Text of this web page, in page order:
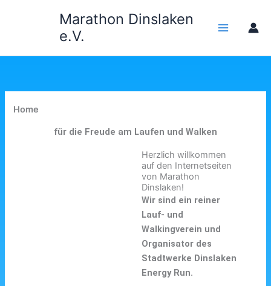
Marathon Dinslaken
e.V.
Home
für die Freude am Laufen und Walken
Herzlich willkommen
auf den Internetseiten
von Marathon
Dinslaken!
Wir sind ein reiner
Lauf- und
Walkingverein und
Organisator des
Stadtwerke Dinslaken
Energy Run.